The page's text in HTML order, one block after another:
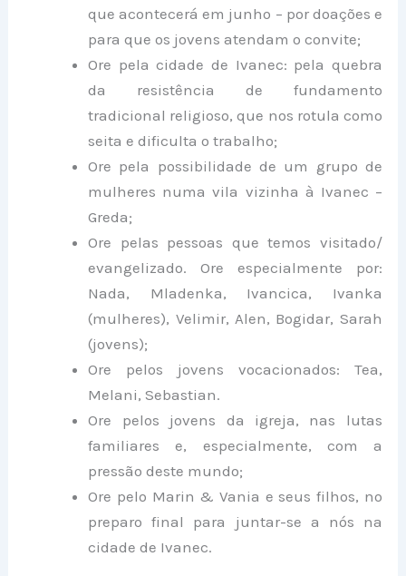
que acontecerá em junho – por doações e
para que os jovens atendam o convite;
Ore pela cidade de Ivanec: pela quebra
da resistência de fundamento
tradicional religioso, que nos rotula como
seita e dificulta o trabalho;
Ore pela possibilidade de um grupo de
mulheres numa vila vizinha à Ivanec –
Greda;
Ore pelas pessoas que temos visitado/
evangelizado. Ore especialmente por:
Nada, Mladenka, Ivancica, Ivanka
(mulheres), Velimir, Alen, Bogidar, Sarah
(jovens);
Ore pelos jovens vocacionados: Tea,
Melani, Sebastian.
Ore pelos jovens da igreja, nas lutas
familiares e, especialmente, com a
pressão deste mundo;
Ore pelo Marin & Vania e seus filhos, no
preparo final para juntar-se a nós na
cidade de Ivanec.